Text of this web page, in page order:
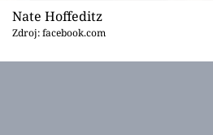
Nate Hoffeditz
Zdroj: facebook.com